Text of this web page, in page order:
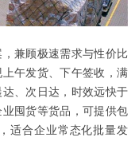
兼顾极速需求与性价比
午发货、下午签收，满
、次日达，时效远快于
囤货等货品，可提供包
适合企业常态化批量发